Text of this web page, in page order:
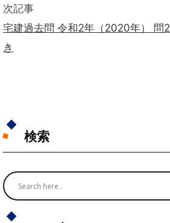
次記事
宅建過去問 令和2年（2020年） 問
き
検索